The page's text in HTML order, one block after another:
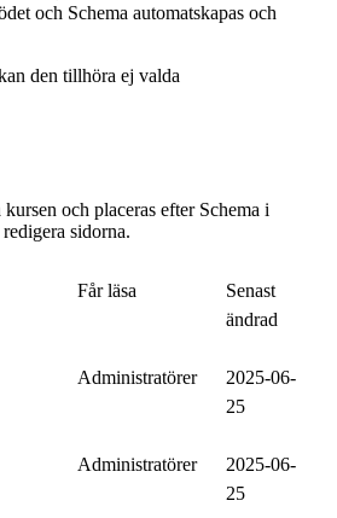
och Schema automatskapas och
den tillhöra ej valda
och placeras efter Schema i
sidorna.
Får läsa
Senast
ändrad
Administratörer
2025-06-
25
Administratörer
2025-06-
25